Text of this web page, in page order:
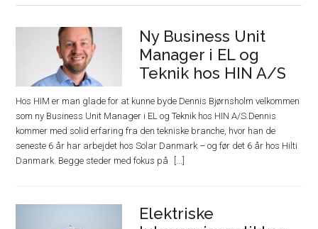
Ny Business Unit
Manager i EL og
Teknik hos HIN A/S
Hos HIM er man glade for at kunne byde Dennis Bjørnsholm velkommen
som ny Business Unit Manager i EL og Teknik hos HIN A/S.Dennis
kommer med solid erfaring fra den tekniske branche, hvor han de
seneste 6 år har arbejdet hos Solar Danmark – og før det 6 år hos Hilti
Danmark. Begge steder med fokus på
Elektriske